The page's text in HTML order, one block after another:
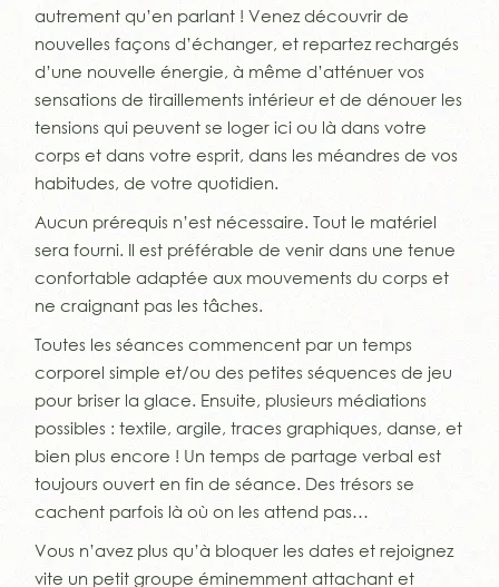
autrement qu’en parlant ! Venez découvrir de
nouvelles façons d’échanger, et repartez rechargés
d’une nouvelle énergie, à même d’atténuer vos
sensations de tiraillements intérieur et de dénouer les
tensions qui peuvent se loger ici ou là dans votre
corps et dans votre esprit, dans les méandres de vos
habitudes, de votre quotidien.
Aucun prérequis n’est nécessaire. Tout le matériel
sera fourni. Il est préférable de venir dans une tenue
confortable adaptée aux mouvements du corps et
ne craignant pas les tâches.
Toutes les séances commencent par un temps
corporel simple et/ou des petites séquences de jeu
pour briser la glace. Ensuite, plusieurs médiations
possibles : textile, argile, traces graphiques, danse, et
bien plus encore ! Un temps de partage verbal est
toujours ouvert en fin de séance. Des trésors se
cachent parfois là où on les attend pas…
Vous n’avez plus qu’à bloquer les dates et rejoignez
vite un petit groupe éminemment attachant et